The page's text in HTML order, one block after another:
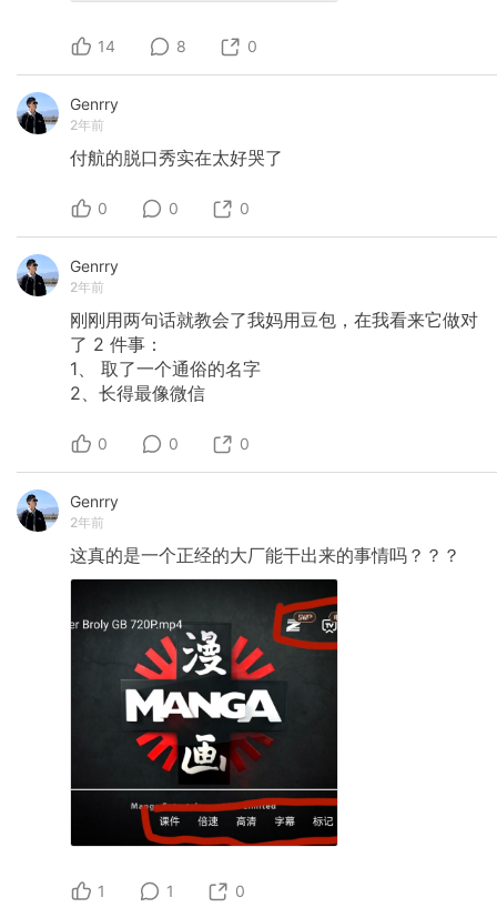
14 8 0
Genrry
2年前
付航的脱口秀实在太好哭了
0 0 0
Genrry
2年前
刚刚用两句话就教会了我妈用豆包，在我看来它做对
了 2 件事：
1、
取了一个通俗的名字
2、长得最像微信
0 0 0
Genrry
2年前
这真的是一个正经的大厂能干出来的事情吗？？？
1 1 0